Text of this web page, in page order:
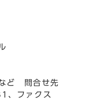
ど 問合せ先
ファクス